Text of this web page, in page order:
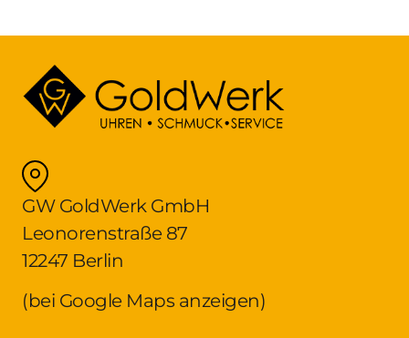
GW GoldWerk GmbH
Leonorenstraße 87
12247 Berlin
(bei Google Maps anzeigen)